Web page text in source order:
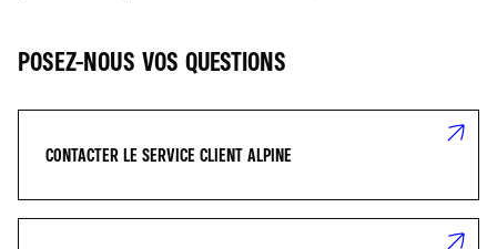
POSEZ-NOUS VOS QUESTIONS
CONTACTER LE SERVICE CLIENT ALPINE